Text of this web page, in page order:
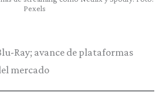
Pexels
Ray; avance de plataformas
mercado